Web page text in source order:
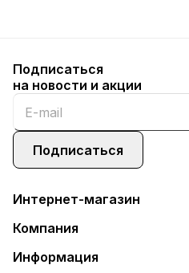
Подписаться
на новости и акции
Подписаться
Интернет-магазин
Компания
Информация